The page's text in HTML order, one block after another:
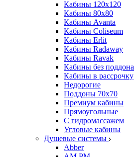
Кабины 120х120
Кабины 80х80
Кабины Avanta
Кабины Coliseum
Кабины Erlit
Кабины Radaway
Кабины Ravak
Кабины без поддона
Кабины в рассрочку
Недорогие
Поддоны 70x70
Премиум кабины
Прямоугольные
С гидромассажем
Угловые кабины
Душевые системы
Abber